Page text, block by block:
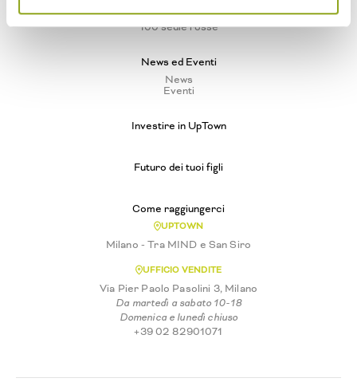
UpTown Luogo d'Arte
100 sedie rosse
News ed Eventi
News
Eventi
Investire in UpTown
Futuro dei tuoi figli
Come raggiungerci
UPTOWN
Milano - Tra MIND e San Siro
UFFICIO VENDITE
Via Pier Paolo Pasolini 3, Milano
Da martedì a sabato 10-18
Domenica e lunedì chiuso
+39 02 82901071